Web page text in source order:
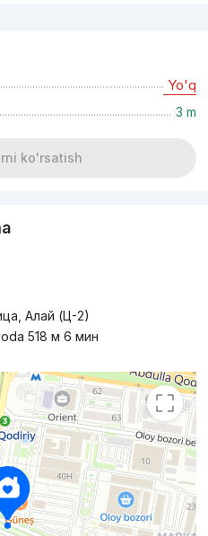
Yo'q
3 m
ko'rsatish
Алай (Ц-2)
518 м 6 мин